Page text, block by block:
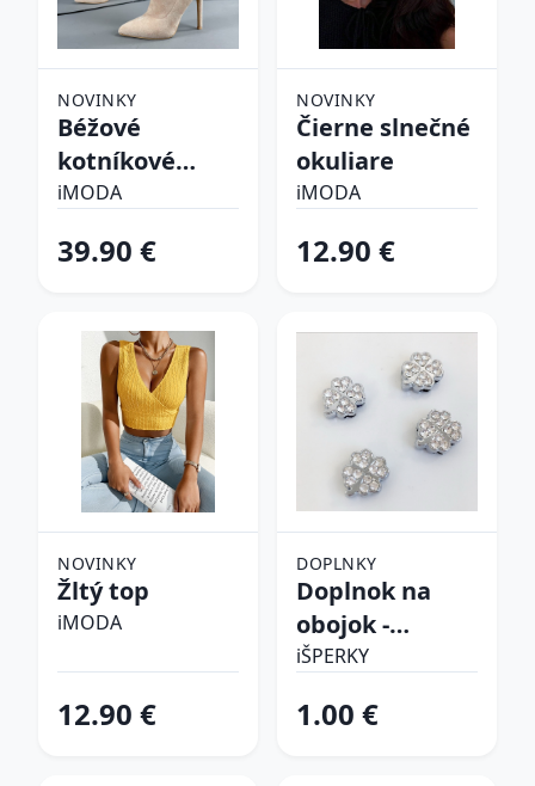
NOVINKY
Béžové
kotníkové
čižmy
iMODA
39.90 €
NOVINKY
Čierne slnečné
okuliare
iMODA
12.90 €
NOVINKY
Žltý top
iMODA
12.90 €
DOPLNKY
Doplnok na
obojok -
Štvorlístok
iŠPERKY
1.00 €